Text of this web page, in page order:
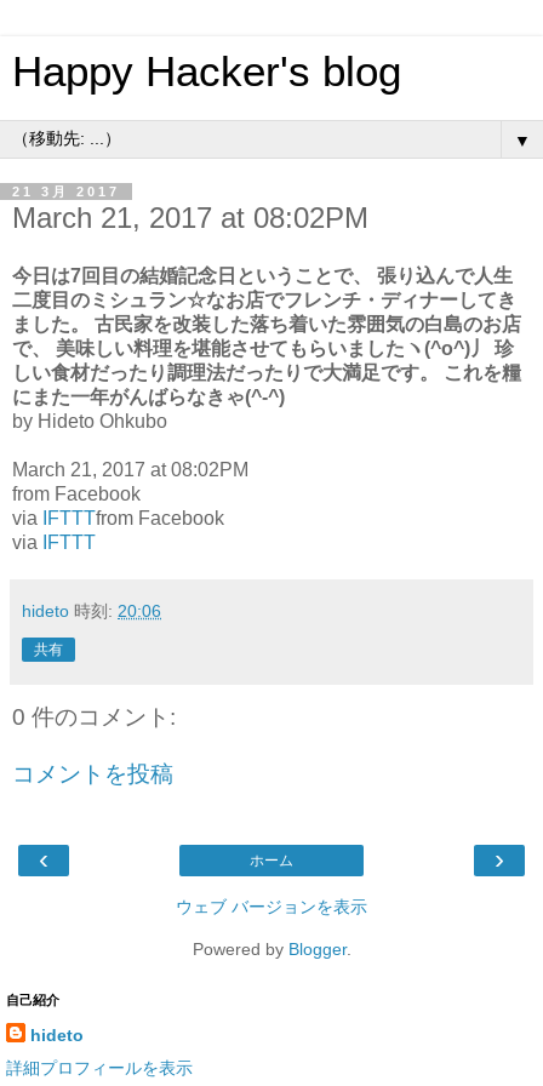
Happy Hacker's blog
▼
21 3月 2017
March 21, 2017 at 08:02PM
今日は7回目の結婚記念日ということで、 張り込んで人生
二度目のミシュラン☆なお店でフレンチ・ディナーしてき
ました。 古民家を改装した落ち着いた雰囲気の白島のお店
で、 美味しい料理を堪能させてもらいましたヽ(^o^)丿 珍
しい食材だったり調理法だったりで大満足です。 これを糧
にまた一年がんばらなきゃ(^-^)
by Hideto Ohkubo
March 21, 2017 at 08:02PM
from Facebook
via
IFTTTfrom Facebook
via
IFTTT
hideto 時刻: 20:06
共有
0 件のコメント:
コメントを投稿
‹ ›
ホーム
ウェブ バージョンを表示
Powered by Blogger.
自己紹介
hideto
詳細プロフィールを表示